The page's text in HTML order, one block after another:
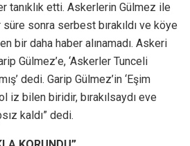
tanıklık etti. Askerlerin Gülmez ile
sonra serbest bırakıldı ve köye
bir daha haber alınamadı. Askeri
Gülmez’e, ‘Askerler Tunceli
dedi. Garip Gülmez’in ‘Eşim
iz bilen biridir, bırakılsaydı eve
kaldı” dedi.